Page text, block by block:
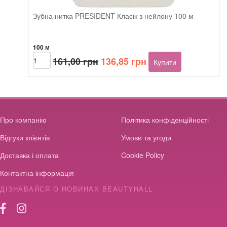
Зубна нитка PRESIDENT Класік з нейлону 100 м
100 м
161,00грн Оригінальна
ціна:
136,85 грнПоточна
ціна:
Зубна
нитка
PRESIDENT
з
100
кількість
Купити
Про компанію
Відгуки клієнтів
Доставка і оплата
Контактна інформація
Політика конфіденційності
Умови та угоди
Cookie Policy
ДІЗНАВАЙСЯ О НОВИНАХ BEAUTYHALL